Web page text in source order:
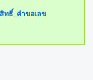
ทธิ์_คำขอเลข